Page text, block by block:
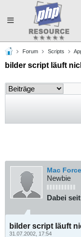
Toggle
navigation
Forum Scripts
bilder script läuft
Mac Force
Newbie
Dabei
bilder script läuft
31.07.2002, 17:54